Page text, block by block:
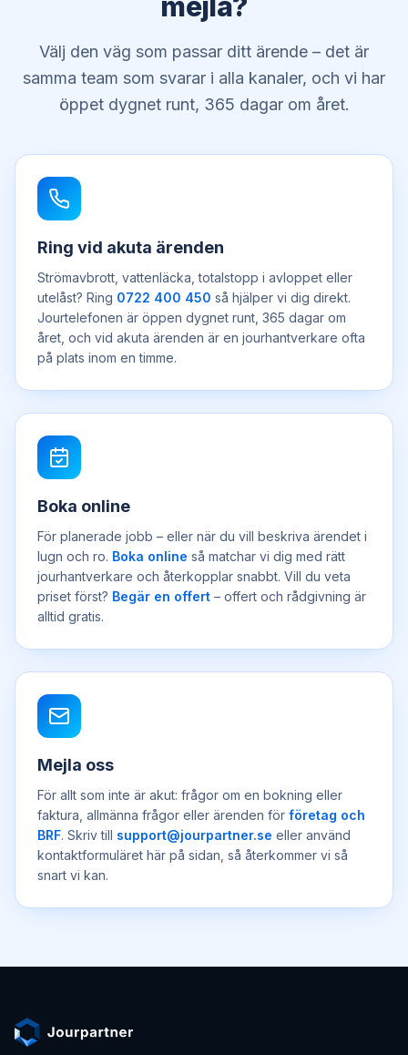
Välj den väg som passar ditt ärende – det är
samma team som svarar i alla kanaler, och vi har
öppet dygnet runt, 365 dagar om året.
Ring vid akuta ärenden
Strömavbrott, vattenläcka, totalstopp i avloppet eller
utelåst? Ring 0722 400 450 så hjälper vi dig direkt.
Jourtelefonen är öppen dygnet runt, 365 dagar om
året, och vid akuta ärenden är en jourhantverkare ofta
på plats inom en timme.
Boka online
För planerade jobb – eller när du vill beskriva ärendet i
lugn och ro. Boka online så matchar vi dig med rätt
jourhantverkare och återkopplar snabbt. Vill du veta
priset först? Begär en offert – offert och rådgivning är
alltid gratis.
Mejla oss
För allt som inte är akut: frågor om en bokning eller
faktura, allmänna frågor eller ärenden för företag och
BRF. Skriv till support@jourpartner.se eller använd
kontaktformuläret här på sidan, så återkommer vi så
snart vi kan.